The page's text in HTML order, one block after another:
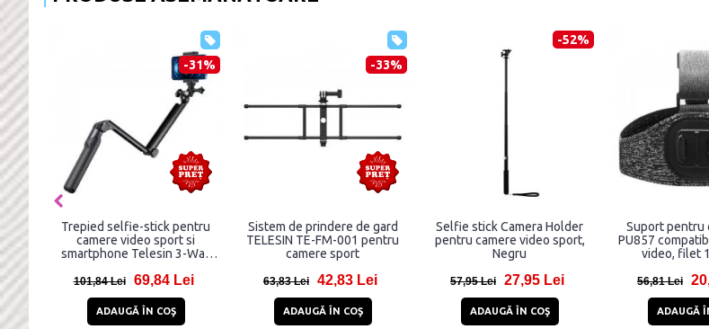
-91%
cu
-56%
Sistem de prindere pe cap
Headband pentru camere
video sport, Negru
24,93 Lei 10,93 Lei
ADAUGĂ ÎN COŞ
-31%
Trepied selfie-stick pentru
camere video sport si
smartphone Telesin 3-Way
la 55 cm
101,84 Lei 69,84 Lei
ADAUGĂ ÎN COŞ
Sistem de prindere de gard
TELESIN TE-FM-001 pentru
camere sport
63,83 Lei 42,83 Lei
ADAUGĂ ÎN COŞ
Selfie stick
pentru
57,95 Lei
ADAUGĂ